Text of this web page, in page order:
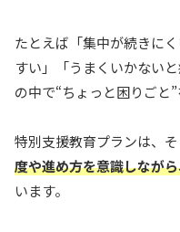
たとえば「集中が続きに
すい」「うまくいかない
の中で“ちょっと困りごと
特別支援教育プランは、そ
度や進め方を意識しなが
います。